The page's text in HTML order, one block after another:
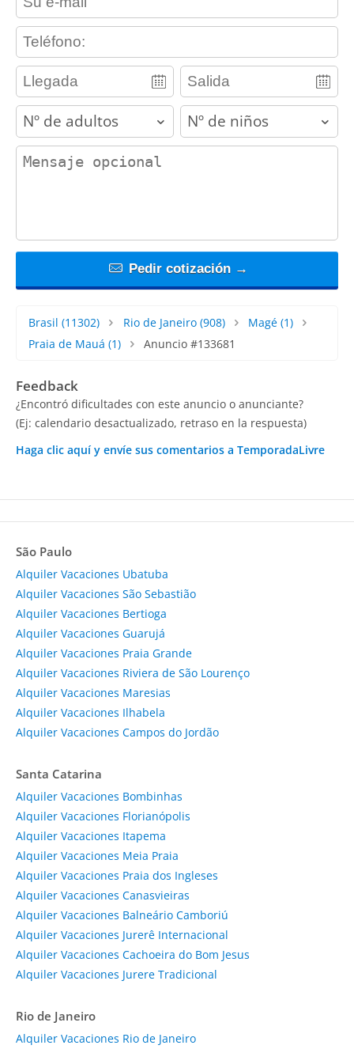
contact_phone
adults children
contact_message
Pedir cotización →
Brasil (11302) Rio de Janeiro(908) Magé (1)
Praia de Mauá (1) Anuncio #133681
Feedback
¿Encontró dificultades con este anuncio o anunciante?
(Ej: calendario desactualizado, retraso en la respuesta)
Haga clic aquí y envíe sus comentarios a TemporadaLivre
São Paulo
Alquiler Vacaciones Ubatuba
Alquiler Vacaciones São Sebastião
Alquiler Vacaciones Bertioga
Alquiler Vacaciones Guarujá
Alquiler Vacaciones Praia Grande
Alquiler Vacaciones Riviera de São Lourenço
Alquiler Vacaciones Maresias
Alquiler Vacaciones Ilhabela
Alquiler Vacaciones Campos do Jordão
Santa Catarina
Alquiler Vacaciones Bombinhas
Alquiler Vacaciones Florianópolis
Alquiler Vacaciones Itapema
Alquiler Vacaciones Meia Praia
Alquiler Vacaciones Praia dos Ingleses
Alquiler Vacaciones Canasvieiras
Alquiler Vacaciones Balneário Camboriú
Alquiler Vacaciones Jurerê Internacional
Alquiler Vacaciones Cachoeira do Bom Jesus
Alquiler Vacaciones Jurere Tradicional
Rio de Janeiro
Alquiler Vacaciones Rio de Janeiro